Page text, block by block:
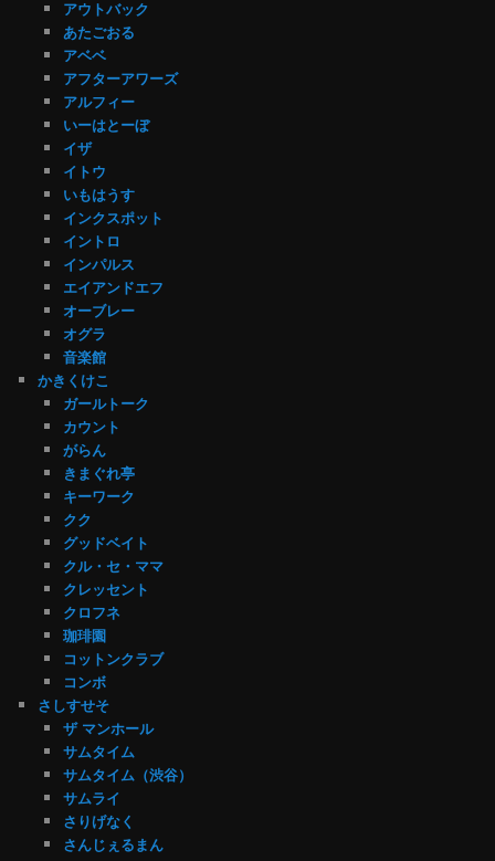
アウトバック
あたごおる
アベベ
アフターアワーズ
アルフィー
いーはとーぼ
イザ
イトウ
いもはうす
インクスポット
イントロ
インパルス
エイアンドエフ
オーブレー
オグラ
音楽館
かきくけこ
ガールトーク
カウント
がらん
きまぐれ亭
キーワーク
クク
グッドベイト
クル・セ・ママ
クレッセント
クロフネ
珈琲園
コットンクラブ
コンボ
さしすせそ
ザ マンホール
サムタイム
サムタイム（渋谷）
サムライ
さりげなく
さんじぇるまん